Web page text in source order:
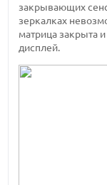
закрывающих
зеркалках
матрица закрыта
дисплей.